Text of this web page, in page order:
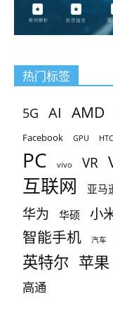
热门标签
5G AI AMD
Facebook GPU HTC
PC vivo VR
互联网 亚马
华为 华硕 小
智能手机 汽车
英特尔 苹果
高通